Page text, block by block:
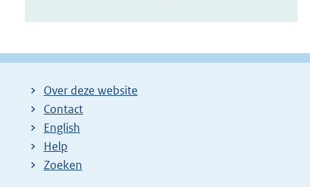
Over deze website
Contact
English
Help
Zoeken